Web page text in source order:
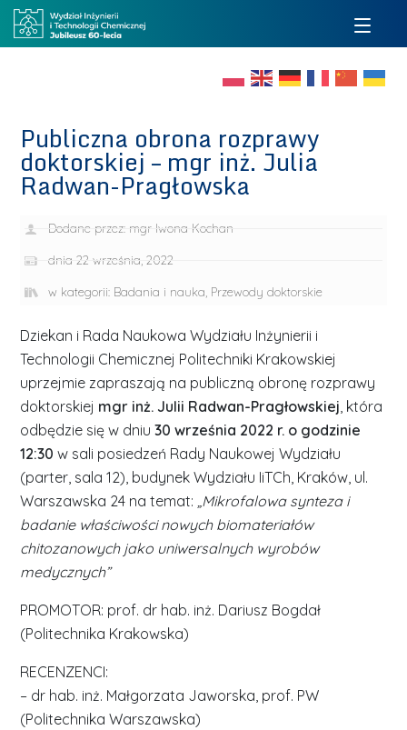
Publiczna obrona rozprawy
doktorskiej – mgr inż. Julia
Radwan-Pragłowska
Dodane przez: mgr Iwona Kochan
dnia 22 września, 2022
w kategorii: Badania i nauka, Przewody doktorskie
Dziekan i Rada Naukowa Wydziału Inżynierii i
Technologii Chemicznej Politechniki Krakowskiej
uprzejmie zapraszają na publiczną obronę rozprawy
doktorskiej mgr inż. Julii Radwan-Pragłowskiej, która
odbędzie się w dniu30 września 2022 r. o godzinie
12:30 w sali posiedzeń Rady Naukowej Wydziału
(parter, sala 12), budynek Wydziału IiTCh, Kraków, ul.
Warszawska 24 na temat:„Mikrofalowa synteza i
badanie właściwości nowych biomateriałów
chitozanowych jako uniwersalnych wyrobów
medycznych”
PROMOTOR: prof. dr hab. inż. Dariusz Bogdał
(Politechnika Krakowska)
RECENZENCI:
– dr hab. inż. Małgorzata Jaworska, prof. PW
(Politechnika Warszawska)